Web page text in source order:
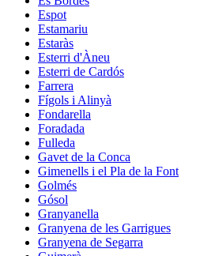
Espot
Estamariu
Estaràs
Esterri d'Àneu
Esterri de Cardós
Farrera
Fígols i Alinyà
Fondarella
Foradada
Fulleda
Gavet de la Conca
Gimenells i el Pla de la Font
Golmés
Gósol
Granyanella
Granyena de les Garrigues
Granyena de Segarra